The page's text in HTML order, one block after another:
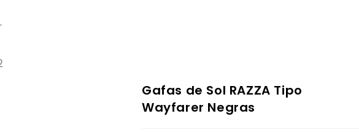
Gafas de Sol RAZZA Tipo
Wayfarer Negras